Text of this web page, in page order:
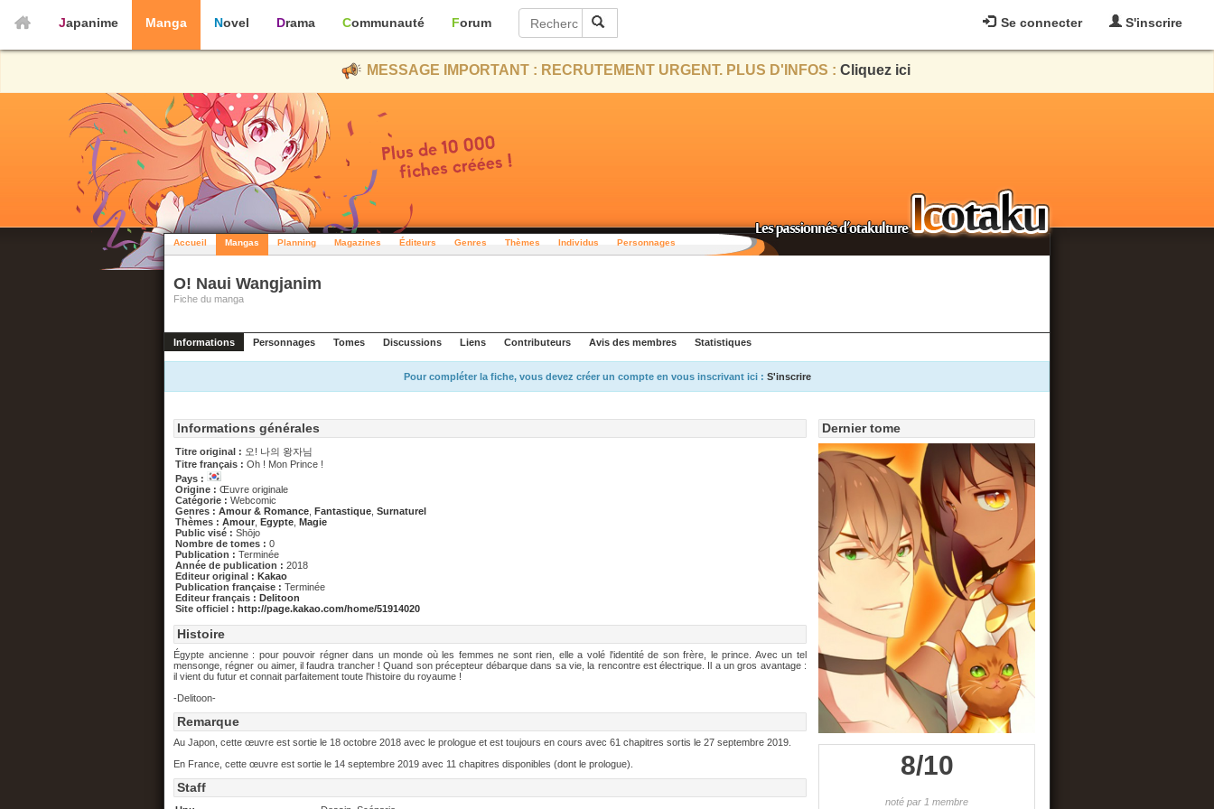
Se connecter S'inscrire
Japanime Manga Novel Drama Communauté Forum
MESSAGE IMPORTANT : RECRUTEMENT URGENT. PLUS D'INFOS : Cliquez ici
Accueil Mangas Planning Magazines Éditeurs Genres Thèmes Individus Personnages
O! Naui Wangjanim
Fiche du manga
Informations Personnages Tomes Discussions Liens Contributeurs Avis des membres Statistiques
Pour compléter la fiche, vous devez créer un compte en vous inscrivant ici : S'inscrire
Dernier tome
8/10
noté par 1 membre
Informations générales
Titre original : 오! 나의 왕자님
Titre français : Oh ! Mon Prince !
Pays :
Origine : Œuvre originale
Catégorie : Webcomic
Genres : Amour & Romance Fantastique Surnaturel
Thèmes : Amour Egypte Magie
Public visé : Shōjo
Nombre de tomes : 0
Publication : Terminée
Année de publication : 2018
Editeur original : Kakao
Publication française : Terminée
Editeur français : Delitoon
Site officiel : http://page.kakao.com/home/51914020
Histoire
Égypte ancienne : pour pouvoir régner dans un monde où les femmes ne sont rien, elle a volé l'identité de son frère, le prince. Avec un tel
mensonge, régner ou aimer, il faudra trancher ! Quand son précepteur débarque dans sa vie, la rencontre est électrique. Il a un gros avantage :
il vient du futur et connait parfaitement toute l'histoire du royaume !
-Delitoon-
Remarque
Au Japon, cette œuvre est sortie le 18 octobre 2018 avec le prologue et est toujours en cours avec 61 chapitres sortis le 27 septembre 2019.
En France, cette œuvre est sortie le 14 septembre 2019 avec 11 chapitres disponibles (dont le prologue).
Staff